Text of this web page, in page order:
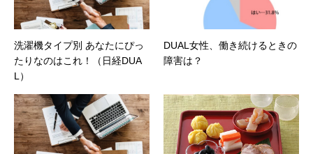
洗濯機タイプ別 あなたにぴっ
たりなのはこれ！（日経DUA
L）
DUAL女性、働き続けるときの
障害は？